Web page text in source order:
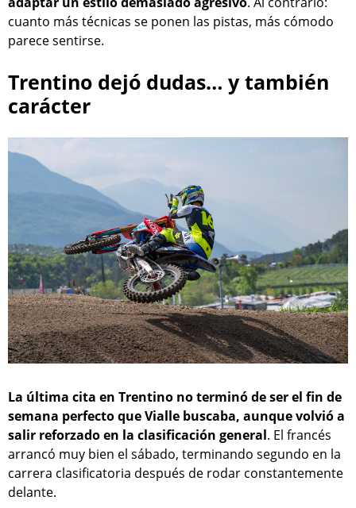
cuanto más técnicas se ponen las pistas, más cómodo
parece sentirse.
Trentino dejó dudas… y también
carácter
La última cita en Trentino no terminó de ser el fin de
semana perfecto que Vialle buscaba, aunque volvió a
salir reforzado en la clasificación general. El francés
arrancó muy bien el sábado, terminando segundo en la
carrera clasificatoria después de rodar constantemente
delante.